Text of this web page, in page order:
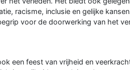
racisme, inclusie en gelijke
voor de doorwerking van het
een feest van vrijheid en